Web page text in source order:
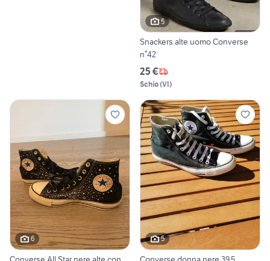
5
Snackers alte uomo Converse
n°42
25 €
Schio(VI)
6 5